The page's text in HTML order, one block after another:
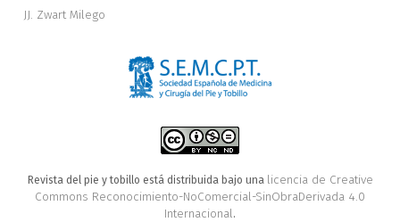
El síndrome de impingement: ¿existe?
JJ. Zwart Milego
Revista del pie y tobillo está distribuida bajo una licencia de Creative
Commons Reconocimiento-NoComercial-SinObraDerivada 4.0
Internacional.